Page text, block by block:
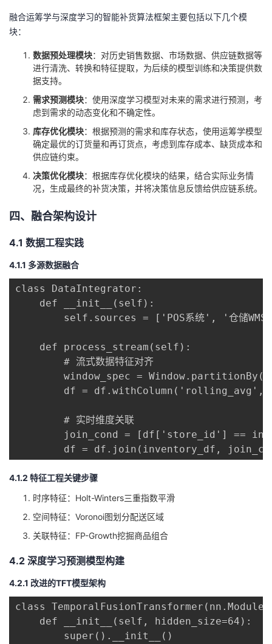
融合运筹学与深度学习的智能补货算法框架主要包括以下几个模
块：
数据预处理模块：对历史销售数据、市场数据、供应链数据等
进行清洗、转换和特征提取，为后续的模型训练和决策提供数
据支持。
需求预测模块：使用深度学习模型对未来的需求进行预测，考
虑到需求的动态变化和不确定性。
库存优化模块：根据预测的需求和库存状态，使用运筹学模型
确定最优的订货量和再订货点，考虑到库存成本、缺货成本和
供应链约束。
决策优化模块：根据库存优化模块的结果，结合实际业务情
况，生成最终的补货决策，并将决策信息反馈给供应链系统。
四、融合架构设计
4.1 数据工程实践
4.1.1 多源数据融合
class DataIntegrator:
    def __init__(self):
self.sources = ['POS系统', '仓储
    def process_stream(self):
        # 流式数据特征对齐
window_spec =
df = df.withColumn('rolling_avg',
        # 实时维度关联
join_cond = [df['store_id'] ==
df = df.join(inventory_df,
4.1.2 特征工程关键步骤
时序特征：Holt-Winters三重指数平滑
空间特征：Voronoi图划分配送区域
关联特征：FP-Growth挖掘商品组合
4.2 深度学习预测模型构建
4.2.1 改进的TFT模型架构
class
    def __init__(self, hidden_size=64):
        super().__init__()